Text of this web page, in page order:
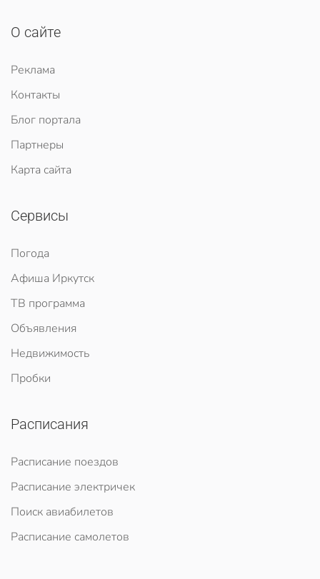
О сайте
Реклама
Контакты
Блог портала
Партнеры
Карта сайта
Сервисы
Погода
Афиша Иркутск
ТВ программа
Объявления
Недвижимость
Пробки
Расписания
Расписание поездов
Расписание электричек
Поиск авиабилетов
Расписание самолетов